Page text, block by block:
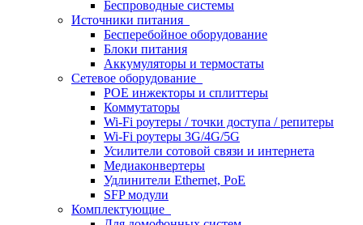
Беспроводные системы
Источники питания
Бесперебойное оборудование
Блоки питания
Аккумуляторы и термостаты
Сетевое оборудование
POE инжекторы и сплиттеры
Коммутаторы
Wi-Fi роутеры / точки доступа / репитеры
Wi-Fi роутеры 3G/4G/5G
Усилители сотовой связи и интернета
Медиаконвертеры
Удлинители Ethernet, PoE
SFP модули
Комплектующие